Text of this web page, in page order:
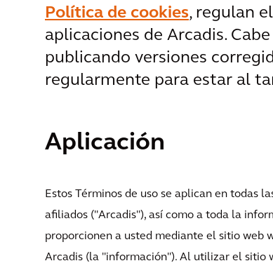
Política de cookies, regulan
aplicaciones de Arcadis.
publicando versiones
regularmente para estar al
Aplicación
Estos Términos de uso se aplican en todas
afiliados ("Arcadis"), así como a toda la
proporcionen a usted mediante el sitio web
Arcadis (la "información"). Al utilizar el sitio